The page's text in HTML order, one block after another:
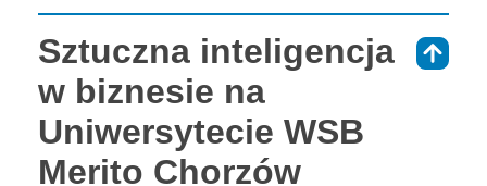
Sztuczna inteligencja
w biznesie na
Uniwersytecie WSB
Merito Chorzów